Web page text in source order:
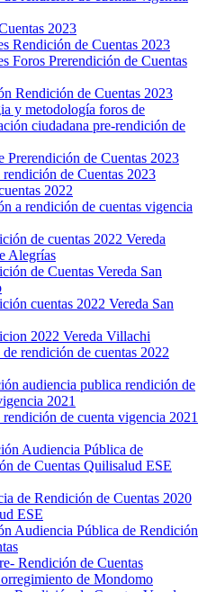
2023
Rendición de Cuentas 2023
Foros Prerendición de Cuentas
Rendición de Cuentas 2023
y metodología foros de
ciudadana pre-rendición de
Prerendición de Cuentas 2023
de Cuentas 2023
2022
a rendición de cuentas vigencia
de cuentas 2022 Vereda
Alegrías
de Cuentas Vereda San
cuentas 2022 Vereda San
2022 Vereda Villachi
rendición de cuentas 2022
audiencia publica rendición de
2021
de cuenta vigencia 2021
Audiencia Pública de
de Cuentas Quilisalud ESE
de Rendición de Cuentas 2020
ESE
Audiencia Pública de Rendición
Rendición de Cuentas
de Mondomo